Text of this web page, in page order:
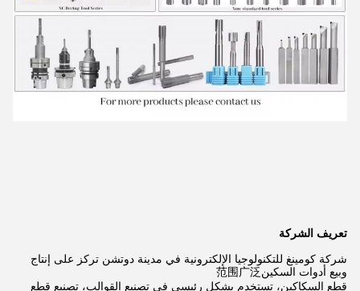
تعريف الشركة
شركة كومينغ للتكنولوجيا الإلكترونية في مدينة دوتشن تركز على إنتاج
وبيع أدوات السكين范围广泛
قطع السكاكين، تستخدم بشكل رئيسي في تصنيع القوالب، تصنيع قطع